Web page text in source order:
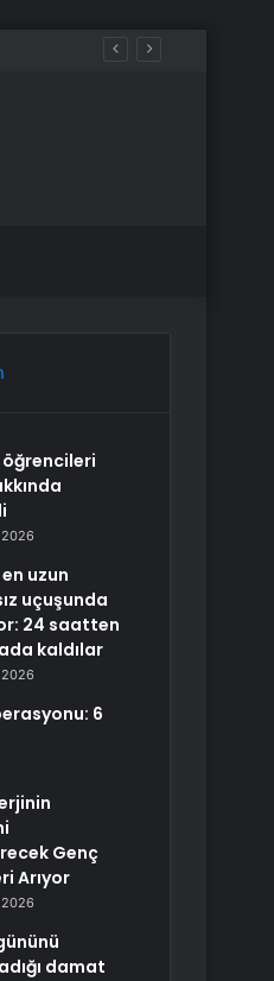
öğrencileri
uzun
uçuşunda
24 saatten
kaldılar
6
Genç
Arıyor
damat